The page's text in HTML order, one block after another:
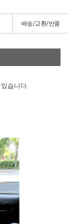
배송/교환/반품
습니다.